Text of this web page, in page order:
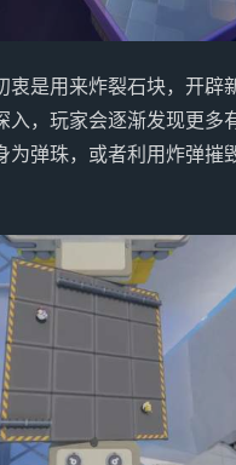
衷是用来炸裂石块，开辟
入，玩家会逐渐发现更多
为弹珠，或者利用炸弹摧